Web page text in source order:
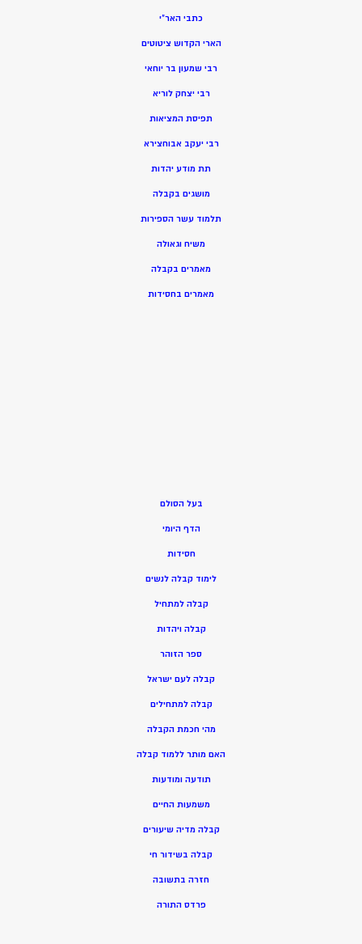
כתבי האר”י
הארי הקדוש ציטוטים
רבי שמעון בר יוחאי
רבי יצחק לוריא
תפיסת המציאות
רבי יעקב אבוחצירא
תת מודע יהדות
מושגים בקבלה
תלמוד עשר הספירות
משיח וגאולה
מאמרים בקבלה
מאמרים בחסידות
בעל הסולם
הדף היומי
חסידות
לימוד קבלה לנשים
קבלה למתחיל
קבלה ויהדות
ספר הזוהר
קבלה לעם ישראל
קבלה למתחילים
מהי חכמת הקבלה
האם מותר ללמוד קבלה
תודעה ומודעות
משמעות החיים
קבלה מדיה שיעורים
קבלה בשידור חי
חזרה בתשובה
פרדס התורה